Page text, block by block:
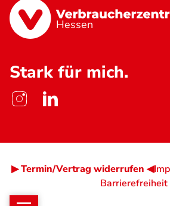
Hessen
Stark für mich.
▶ Termin/Vertrag widerrufen ◀
Barrierefreiheit